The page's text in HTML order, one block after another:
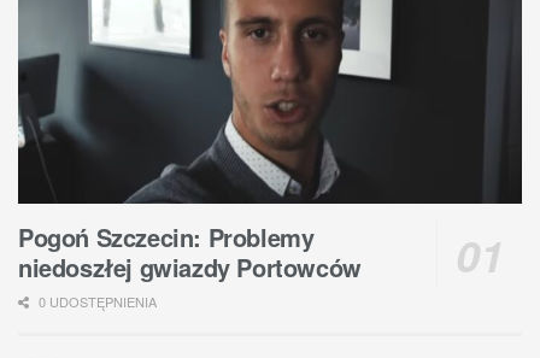
Pogoń Szczecin: Problemy
niedoszłej gwiazdy Portowców
0 UDOSTĘPNIENIA